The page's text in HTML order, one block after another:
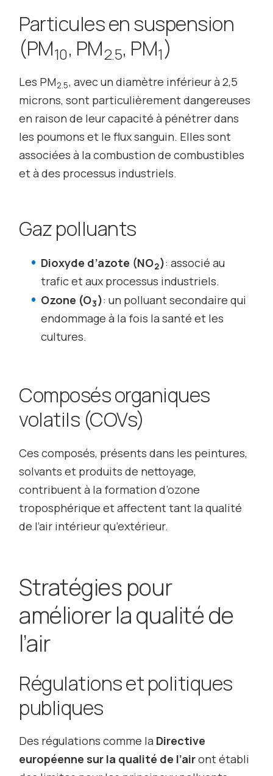
Particules en suspension
(PM10, PM2.5, PM1)
Les PM2.5, avec un diamètre inférieur à 2,5
microns, sont particulièrement dangereuses
en raison de leur capacité à pénétrer dans
les poumons et le flux sanguin. Elles sont
associées à la combustion de combustibles
et à des processus industriels.
Gaz polluants
Dioxyde d’azote (NO2): associé au
trafic et aux processus industriels.
Ozone (O3): un polluant secondaire qui
endommage à la fois la santé et les
cultures.
Composés organiques
volatils (COVs)
Ces composés, présents dans les peintures,
solvants et produits de nettoyage,
contribuent à la formation d’ozone
troposphérique et affectent tant la qualité
de l’air intérieur qu’extérieur.
Stratégies pour
améliorer la qualité de
l’air
Régulations et politiques
publiques
Des régulations comme la Directive
européenne sur la qualité de l’airont établi